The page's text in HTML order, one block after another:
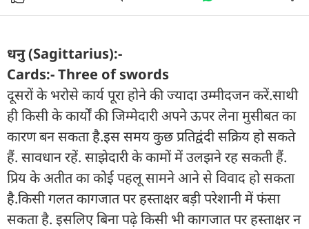
धनु (Sagittarius):-
Cards:- Three of swords
दूसरों के भरोसे कार्य पूरा होने की ज्यादा उम्मीदजन करें.साथी
ही किसी के कार्यों की जिम्मेदारी अपने ऊपर लेना मुसीबत का
कारण बन सकता है.इस समय कुछ प्रतिद्वंदी सक्रिय हो सकते
हैं. सावधान रहें. साझेदारी के कामों में उलझने रह सकती हैं.
प्रिय के अतीत का कोई पहलू सामने आने से विवाद हो सकता
है.किसी गलत कागजात पर हस्ताक्षर बड़ी परेशानी में फंसा
सकता है. इसलिए बिना पढ़े किसी भी कागजात पर हस्ताक्षर न